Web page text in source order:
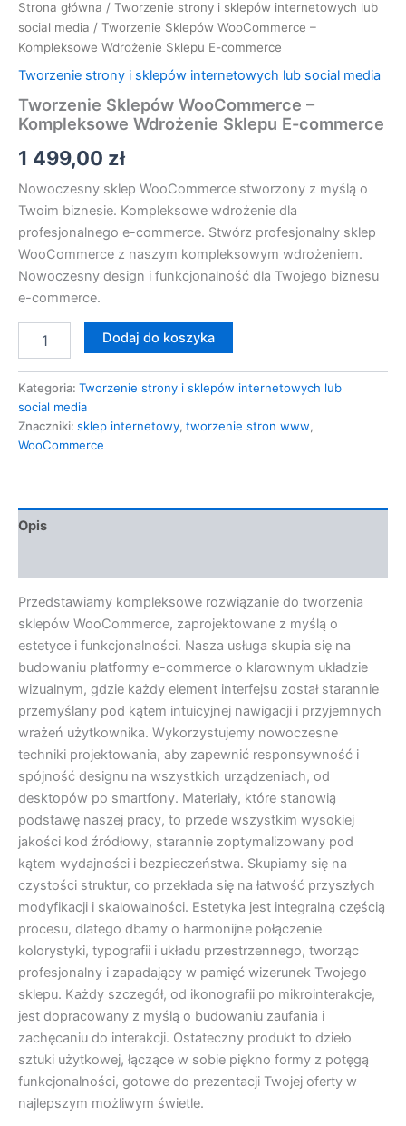
Strona główna / Tworzenie strony i sklepów internetowych lub
social media / Tworzenie Sklepów WooCommerce –
Kompleksowe Wdrożenie Sklepu E-commerce
Tworzenie strony i sklepów internetowych lub social media
Tworzenie Sklepów WooCommerce –
Kompleksowe Wdrożenie Sklepu E-commerce
1 499,00 zł
Nowoczesny sklep WooCommerce stworzony z myślą o
Twoim biznesie. Kompleksowe wdrożenie dla
profesjonalnego e-commerce. Stwórz profesjonalny sklep
WooCommerce z naszym kompleksowym wdrożeniem.
Nowoczesny design i funkcjonalność dla Twojego biznesu
e-commerce.
Dodaj do koszyka
Kategoria: Tworzenie strony i sklepów internetowych lub
social media
Znaczniki: sklep internetowy, tworzenie stron www,
WooCommerce
Opis
Przedstawiamy kompleksowe rozwiązanie do tworzenia
sklepów WooCommerce, zaprojektowane z myślą o
estetyce i funkcjonalności. Nasza usługa skupia się na
budowaniu platformy e-commerce o klarownym układzie
wizualnym, gdzie każdy element interfejsu został starannie
przemyślany pod kątem intuicyjnej nawigacji i przyjemnych
wrażeń użytkownika. Wykorzystujemy nowoczesne
techniki projektowania, aby zapewnić responsywność i
spójność designu na wszystkich urządzeniach, od
desktopów po smartfony. Materiały, które stanowią
podstawę naszej pracy, to przede wszystkim wysokiej
jakości kod źródłowy, starannie zoptymalizowany pod
kątem wydajności i bezpieczeństwa. Skupiamy się na
czystości struktur, co przekłada się na łatwość przyszłych
modyfikacji i skalowalności. Estetyka jest integralną częścią
procesu, dlatego dbamy o harmonijne połączenie
kolorystyki, typografii i układu przestrzennego, tworząc
profesjonalny i zapadający w pamięć wizerunek Twojego
sklepu. Każdy szczegół, od ikonografii po mikrointerakcje,
jest dopracowany z myślą o budowaniu zaufania i
zachęcaniu do interakcji. Ostateczny produkt to dzieło
sztuki użytkowej, łączące w sobie piękno formy z potęgą
funkcjonalności, gotowe do prezentacji Twojej oferty w
najlepszym możliwym świetle.